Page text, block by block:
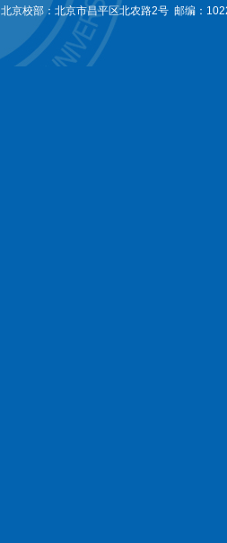
北京校部：北京市昌平区北农路2号 邮编：